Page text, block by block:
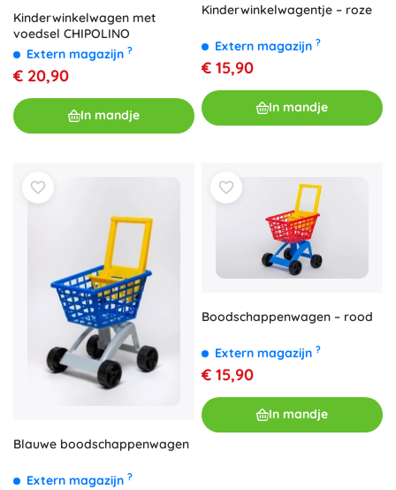
Kinderwinkelwagen met
voedsel CHIPOLINO
Extern magazijn ?
€ 20,90
In mandje
Kinderwinkelwagentje – roze
Extern magazijn ?
€ 15,90
In mandje
Blauwe boodschappenwagen
Extern magazijn ?
Boodschappenwagen – rood
Extern magazijn ?
€ 15,90
In mandje